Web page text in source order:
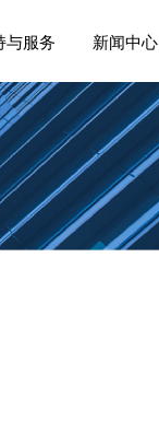
与服务 新闻中心